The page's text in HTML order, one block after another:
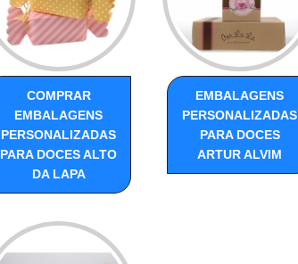
COMPRAR
EMBALAGENS
PERSONALIZADAS
PARA DOCES ALTO
DA LAPA
EMBALAGENS
PERSONALIZADAS
PARA DOCES
ARTUR ALVIM